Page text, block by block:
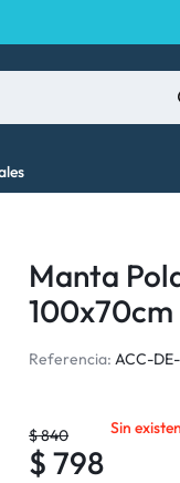
Manta
100x70cm
Referencia: ACC-
$840
$ 798
Sin